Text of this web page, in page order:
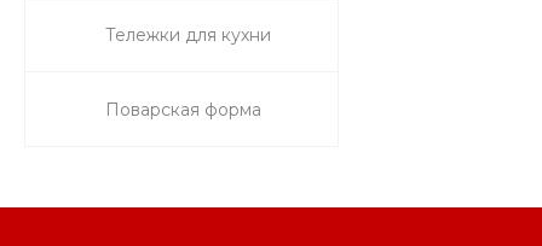
Тележки для кухни
Поварская форма